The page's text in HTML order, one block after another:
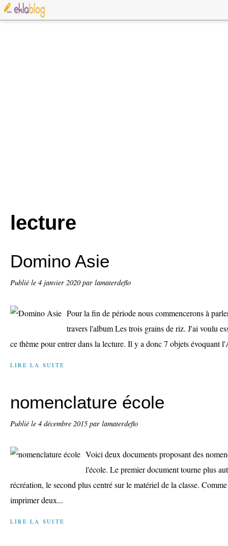
lecture
Domino Asie
Publié le 4 janvier 2020par lamaterdeflo
Pour la fin de période nous commencerons à
travers l'album Les trois grains de riz. J'ai voulu
ce thème pour entrer dans la lecture. Il y a donc 7 objets évoquant
LIRE LA SUITE
nomenclature école
Publié le 4 décembre 2015 par lamaterdeflo
Voici deux documents proposant des
l'école. Le premier document tourne plus
récréation, le second plus centré sur le matériel de la classe.
imprimer deux...
LIRE LA SUITE